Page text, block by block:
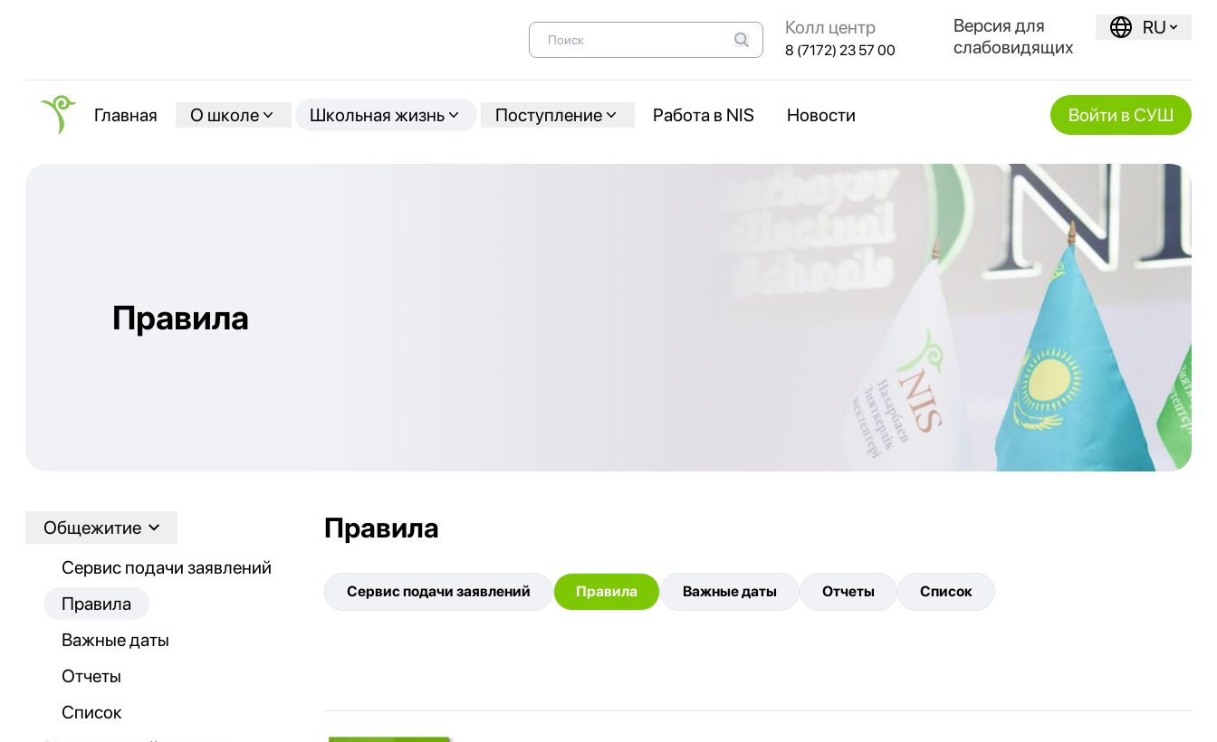
Колл центр
8 (7172) 23 57 00
Версия для
слабовидящих
RU
Главная О школе Школьная жизнь Поступление Работа в NIS Новости Войти в СУШ
Правила
Общежитие
Сервис подачи заявлений
Правила
Важные даты
Отчеты
Список
Правила
Сервис подачи заявлений Правила Важные даты Отчеты Список